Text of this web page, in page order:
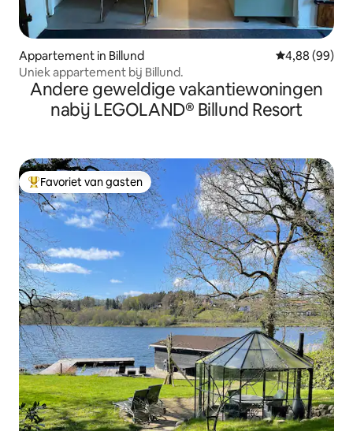
Appartement in Billund Gemiddelde
4,88 (99)
Uniek appartement bij Billund.
Andere geweldige vakantiewoningen
nabij LEGOLAND® Billund Resort
Topfavoriet van gasten
Favoriet van gasten